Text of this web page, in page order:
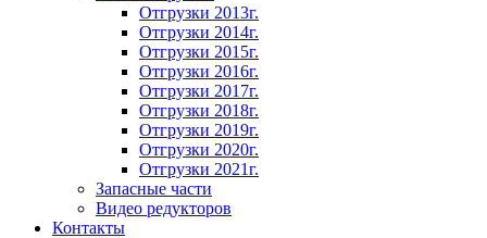
Отгрузки 2013г.
Отгрузки 2014г.
Отгрузки 2015г.
Отгрузки 2016г.
Отгрузки 2017г.
Отгрузки 2018г.
Отгрузки 2019г.
Отгрузки 2020г.
Отгрузки 2021г.
Запасные части
Видео редукторов
Контакты